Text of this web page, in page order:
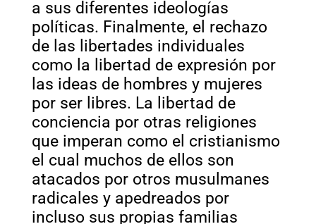
a sus diferentes ideologías
políticas. Finalmente, el rechazo
de las libertades individuales
como la libertad de expresión por
las ideas de hombres y mujeres
por ser libres. La libertad de
conciencia por otras religiones
que imperan como el cristianismo
el cual muchos de ellos son
atacados por otros musulmanes
radicales y apedreados por
incluso sus propias familias